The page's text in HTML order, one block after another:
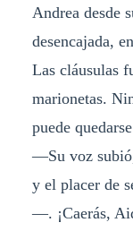
Andrea desde
desencajada,
Las cláusulas
marionetas.
puede
—Su voz
y el placer de
—. ¡Caerás,